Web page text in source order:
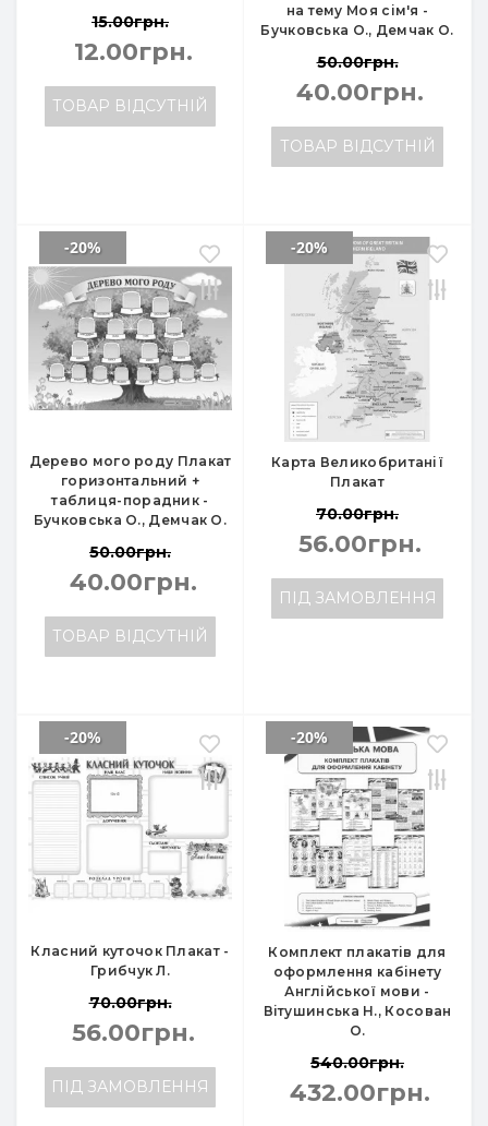
15.00грн.
12.00грн.
ТОВАР ВІДСУТНІЙ
на тему Моя сім'я -
Бучковська О., Демчак О.
50.00грн.
40.00грн.
ТОВАР ВІДСУТНІЙ
Дерево мого роду Плакат
горизонтальний +
таблиця-порадник -
Бучковська О., Демчак О.
-20%
50.00грн.
40.00грн.
ТОВАР ВІДСУТНІЙ
Карта Великобританії
Плакат
-20%
70.00грн.
56.00грн.
ПІД ЗАМОВЛЕННЯ
Класний куточок Плакат -
Грибчук Л.
-20%
70.00грн.
56.00грн.
ПІД ЗАМОВЛЕННЯ
Комплект плакатів для
оформлення кабінету
Англійської мови -
Вітушинська Н., Косован
О.
-20%
540.00грн.
432.00грн.